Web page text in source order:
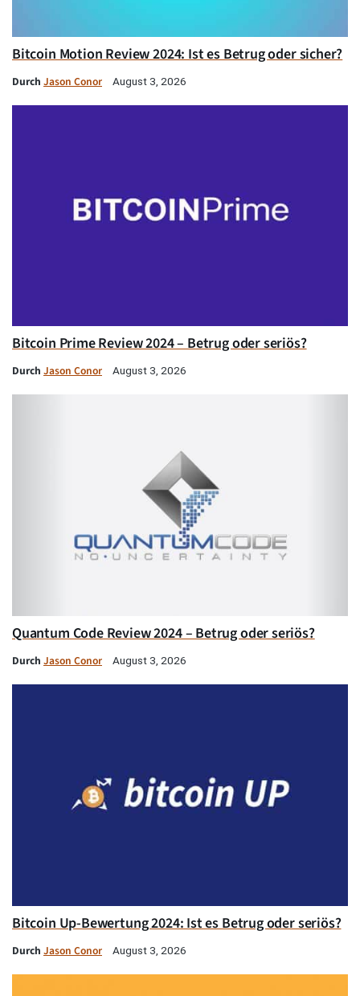
Bitcoin Motion Review 2024: Ist es Betrug oder sicher?
Durch Jason Conor August 3, 2026
Bitcoin Prime Review 2024 – Betrug oder seriös?
Durch Jason Conor August 3, 2026
Quantum Code Review 2024 – Betrug oder seriös?
Durch Jason Conor August 3, 2026
Bitcoin Up-Bewertung 2024: Ist es Betrug oder seriös?
Durch Jason Conor August 3, 2026